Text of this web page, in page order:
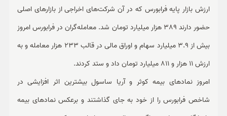
ارزش بازار پایه فرابورس که در آن شرکت‌های اخراجی از بازارهای اصلی
حضور دارند 389 هزار میلیارد تومان شد. معامله‌گران در فرابورس امروز
بیش از 3.9 میلیارد سهام و اوراق مالی در قالب 233 هزار معامله و به
ارزش 11 هزار و 811 میلیارد تومان داد و ستد کردند.
امروز نمادهای بیمه کوثر و آریا ساسول بیشترین اثر افزایشی در
شاخص فرابورس را از خود به جای گذاشتند و برعکس نمادهای بیمه